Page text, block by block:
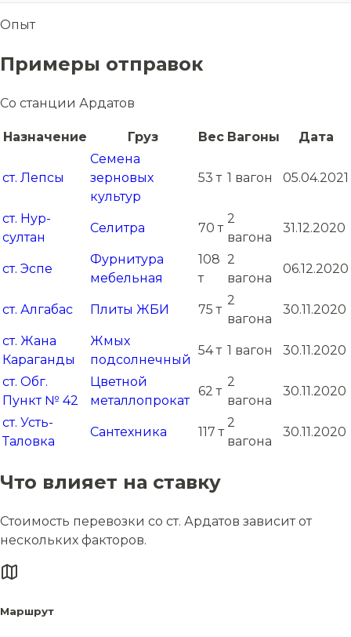
Опыт
Примеры отправок
Со станции Ардатов
Назначение Груз Вес Вагоны Дата
ст. Лепсы
Семена
зерновых
культур
53 т 1 вагон 05.04.2021
ст. Нур-
султан
Селитра 70 т
2
вагона
31.12.2020
ст. Эспе
Фурнитура
мебельная
108
т
2
вагона
06.12.2020
ст. Алгабас Плиты ЖБИ 75 т
2
вагона
30.11.2020
ст. Жана
Караганды
Жмых
подсолнечный
54 т 1 вагон 30.11.2020
ст. Обг.
Пункт № 42
Цветной
металлопрокат
62 т
2
вагона
30.11.2020
ст. Усть-
Таловка
Сантехника 117 т
2
вагона
30.11.2020
Что влияет на ставку
Стоимость перевозки со ст. Ардатов зависит от
нескольких факторов.
Маршрут